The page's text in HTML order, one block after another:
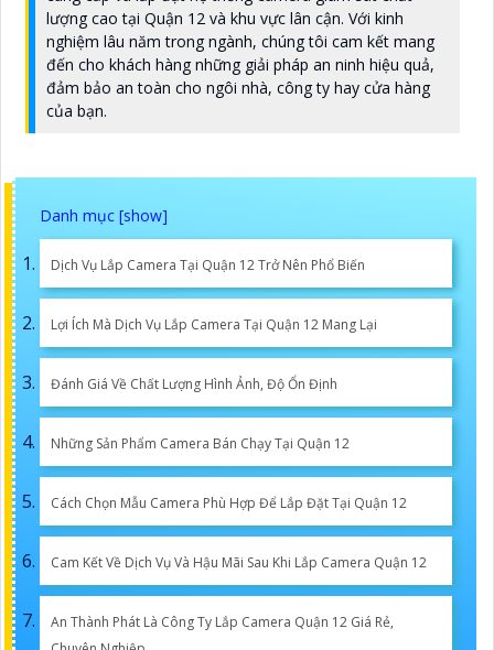
lượng cao tại Quận 12 và khu vực lân cận. Với kinh
nghiệm lâu năm trong ngành, chúng tôi cam kết mang
đến cho khách hàng những giải pháp an ninh hiệu quả,
đảm bảo an toàn cho ngôi nhà, công ty hay cửa hàng
của bạn.
Dịch Vụ Lắp Camera Tại Quận 12 Trở Nên Phổ Biến
Lợi Ích Mà Dịch Vụ Lắp Camera Tại Quận 12 Mang Lại
Đánh Giá Về Chất Lượng Hình Ảnh, Độ Ổn Định
Những Sản Phẩm Camera Bán Chạy Tại Quận 12
Cách Chọn Mẫu Camera Phù Hợp Để Lắp Đặt Tại Quận 12
Cam Kết Về Dịch Vụ Và Hậu Mãi Sau Khi Lắp Camera Quận 12
An Thành Phát Là Công Ty Lắp Camera Quận 12 Giá Rẻ,